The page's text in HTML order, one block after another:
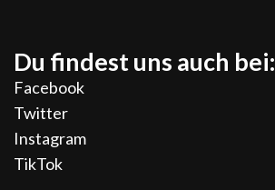
Du findest uns auch bei:
Facebook
Twitter
Instagram
TikTok